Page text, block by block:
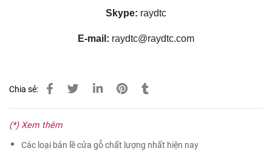
Skype: raydtc
E-mail: raydtc@raydtc.com
Chia sẻ:
(*) Xem thêm
Các loại bản lề cửa gỗ chất lượng nhất hiện nay